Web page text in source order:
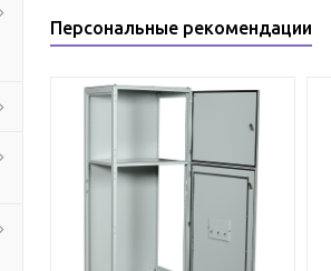
Персональные рекомендации